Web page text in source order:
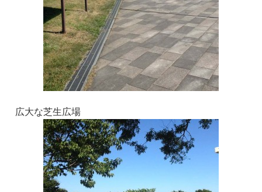
広大な芝生広場